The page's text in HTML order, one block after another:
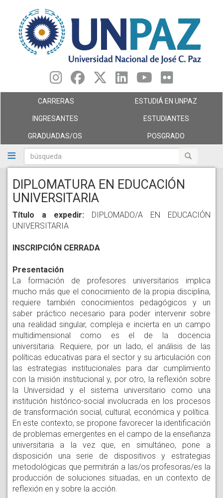
contenido
principal
búsqueda búsqueda
CARRERAS ESTUDIÁ EN UNPAZ
INGRESANTES ESTUDIANTES
GRADUADAS/OS POSGRADO
DIPLOMATURA EN EDUCACIÓN
UNIVERSITARIA
Título a expedir:
DIPLOMADO/A EN EDUCACIÓN
UNIVERSITARIA
INSCRIPCIÓN CERRADA
Presentación
La formación de profesores universitarios implica
mucho más que el conocimiento de la propia disciplina,
requiere también conocimientos pedagógicos y un
saber práctico necesario para poder intervenir sobre
una realidad singular, compleja e incierta en un campo
multidimensional como es el de la docencia
universitaria. Requiere, por un lado, el análisis de las
políticas educativas para el sector y su articulación con
las estrategias institucionales para dar cumplimiento
con la misión institucional y, por otro, la reflexión sobre
la Universidad y el sistema universitario como una
institución histórico-social involucrada en los procesos
de transformación social, cultural, económica y política.
En este contexto, se propone favorecer la identificación
de problemas emergentes en el campo de la enseñanza
universitaria a la vez que, en simultáneo, pone a
disposición una serie de dispositivos y estrategias
metodológicas que permitirán a las/os profesoras/es la
producción de soluciones situadas, en un contexto de
reflexión en y sobre la acción.